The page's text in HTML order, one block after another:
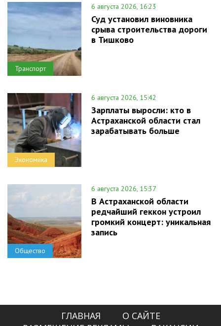
Транспорт
6 августа 2026, 16:23
Суд установил виновника
срыва строительства дороги
в Тишково
Экономика
6 августа 2026, 15:42
Зарплаты выросли: кто в
Астраханской области стал
зарабатывать больше
Общество
6 августа 2026, 15:37
В Астраханской области
редчайший геккон устроил
громкий концерт: уникальная
запись
ГЛАВНАЯ
О САЙТЕ